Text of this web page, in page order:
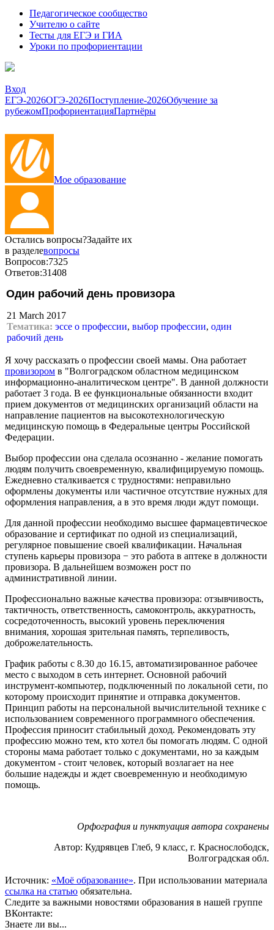
Педагогическое сообщество
Учителю о сайте
Тесты для ЕГЭ и ГИА
Уроки по профориентации
Вход
ЕГЭ-2026ОГЭ-2026Поступление-2026Обучение за
рубежомПрофориентацияПартнёры
Мое образование
Остались вопросы?Задайте их
в разделевопросы
Вопросов:7325
Ответов:31408
Один рабочий день провизора
21 March 2017
Тематика: эссе о профессии, выбор профессии, один
рабочий день
Я хочу рассказать о профессии своей мамы. Она работает
провизором в "Волгоградском областном медицинском
информационно-аналитическом центре". В данной должности
работает 3 года. В ее функциональные обязанности входит
прием документов от медицинских организаций области на
направление пациентов на высокотехнологическую
медицинскую помощь в Федеральные центры Российской
Федерации.
Выбор профессии она сделала осознанно - желание помогать
людям получить своевременную, квалифицируемую помощь.
Ежедневно сталкивается с трудностями: неправильно
оформлены документы или частичное отсутствие нужных для
оформления направления, а в это время люди ждут помощи.
Для данной профессии необходимо высшее фармацевтическое
образование и сертификат по одной из специализаций,
регулярное повышение своей квалификации. Начальная
ступень карьеры провизора − это работа в аптеке в должности
провизора. В дальнейшем возможен рост по
административной линии.
Профессионально важные качества провизора: отзывчивость,
тактичность, ответственность, самоконтроль, аккуратность,
сосредоточенность, высокий уровень переключения
внимания, хорошая зрительная память, терпеливость,
доброжелательность.
График работы с 8.30 до 16.15, автоматизированное рабочее
место с выходом в сеть интернет. Основной рабочий
инструмент-компьютер, подключенный по локальной сети, по
которому происходит принятие и отправка документов.
Принцип работы на персональной вычислительной технике с
использованием современного программного обеспечения.
Профессия приносит стабильный доход. Рекомендовать эту
профессию можно тем, кто хотел бы помогать людям. С одной
стороны мама работает только с документами, но за каждым
документом - стоит человек, который возлагает на нее
большие надежды и ждет своевременную и необходимую
помощь.
Орфография и пунктуация автора сохранены
Автор: Кудрявцев Глеб, 9 класс, г. Краснослободск,
Волгоградская обл.
Источник: «Моё образование». При использовании материала
ссылка на статью обязательна.
Следите за важными новостями образования в нашей группе
ВКонтакте:
Знаете ли вы...